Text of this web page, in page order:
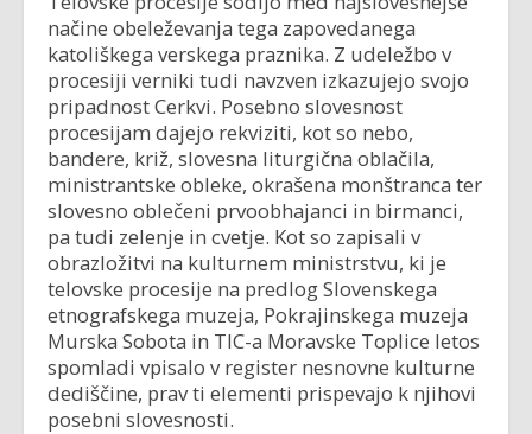
načine obeleževanja tega zapovedanega
katoliškega verskega praznika. Z udeležbo v
procesiji verniki tudi navzven izkazujejo svojo
pripadnost Cerkvi. Posebno slovesnost
procesijam dajejo rekviziti, kot so nebo,
bandere, križ, slovesna liturgična oblačila,
ministrantske obleke, okrašena monštranca ter
slovesno oblečeni prvoobhajanci in birmanci,
pa tudi zelenje in cvetje. Kot so zapisali v
obrazložitvi na kulturnem ministrstvu, ki je
telovske procesije na predlog Slovenskega
etnografskega muzeja, Pokrajinskega muzeja
Murska Sobota in TIC-a Moravske Toplice letos
spomladi vpisalo v register nesnovne kulturne
dediščine, prav ti elementi prispevajo k njihovi
posebni slovesnosti.